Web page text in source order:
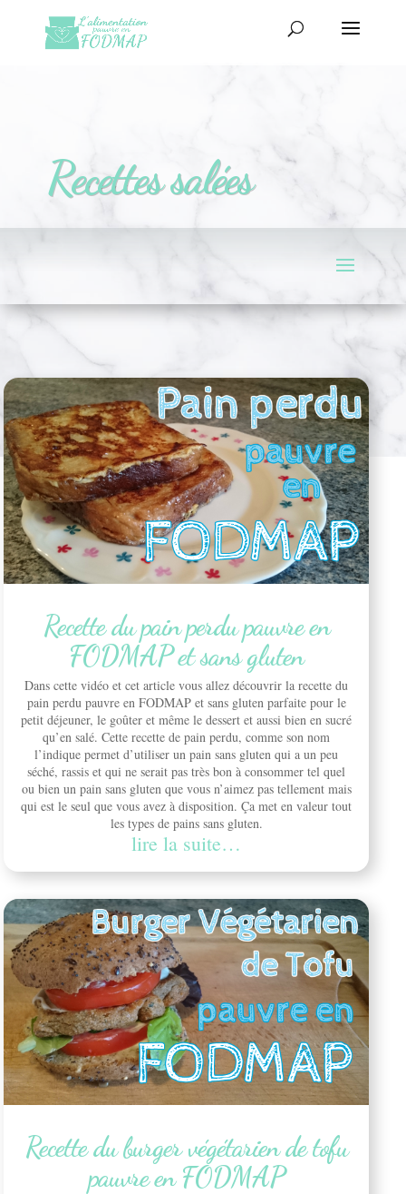
Recettes salées
Recette du pain perdu pauvre en
FODMAP et sans gluten
Dans cette vidéo et cet article vous allez découvrir la recette du
pain perdu pauvre en FODMAP et sans gluten parfaite pour le
petit déjeuner, le goûter et même le dessert et aussi bien en sucré
qu’en salé. Cette recette de pain perdu, comme son nom
l’indique permet d’utiliser un pain sans gluten qui a un peu
séché, rassis et qui ne serait pas très bon à consommer tel quel
ou bien un pain sans gluten que vous n’aimez pas tellement mais
qui est le seul que vous avez à disposition. Ça met en valeur tout
les types de pains sans gluten.
lire la suite…
Recette du burger végétarien de tofu
pauvre en FODMAP